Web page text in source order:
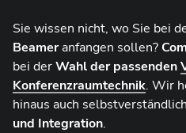
Sie wissen nicht, wo Sie bei
Beameranfangen sollen?
bei derWahl der passenden
Konferenzraumtechnik. Wir
hinaus auch
und Integration.